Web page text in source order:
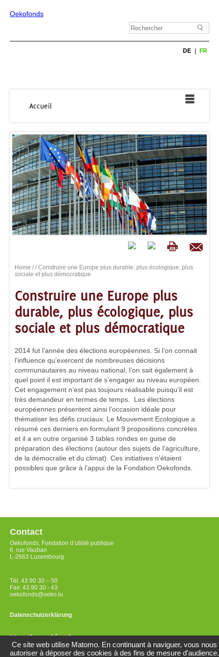
Oekofonds
DE FR
Accueil
Home // Construire une Europe plus durable, plus écologique, plus
sociale et plus démocratique
Construire une Europe plus
durable, plus écologique, plus
sociale et plus démocratique
2014 fut l’année des élections européennes. Si l’on connait
l’influence qu’exercent de nombreuses décisions
communautaires au niveau national, l’on sait également à
quel point il est important de s’engager au niveau européen.
Cet engagement n’est pas toujours réalisable puisqu’il est
très demandeur en termes de temps. Les élections
européennes présentent ainsi l’occasion idéale pour
thématiser les défis cruciaux. Le Mouvement Ecologique a
résumé ces derniers en formulant 9 propositions concrètes
et il a en outre organisé 3 tables rondes en guise de
préparation des élections (autour des sujets de l’agriculture,
de la démocratie et du climat). Ces initiatives n’étaient
possibles que grâce à l’appui de la Fondation Oekofonds.
Contact
Oekofonds, Fondation d’utilité publique
6, rue Vauban
L-2663 Luxembourg
Tél. 43 90 30 – 50
Fax: 43 90 30 - 43
oekofonds@oeko.lu
Datenschutzerklärung
Mentions légales
Ce site web utilise Matomo. En continuant à naviguer, vous nous
autoriser à déposer des cookies à des fins de mesure d'audience.